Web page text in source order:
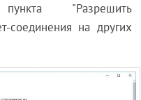
"Разрешить
соединения на других